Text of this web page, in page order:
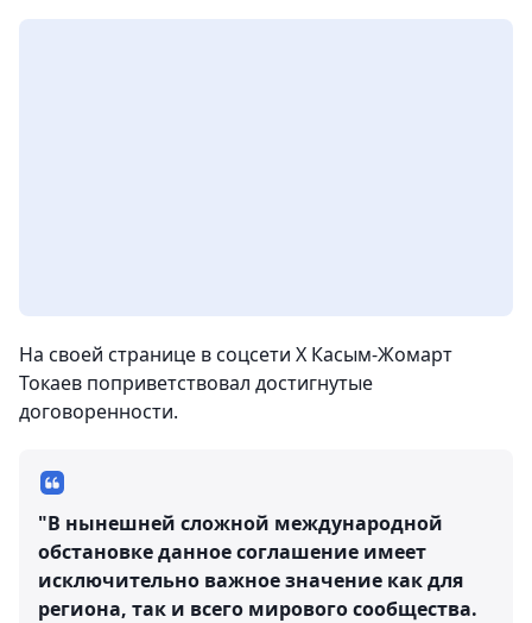
На своей странице в соцсети X Касым-Жомарт
Токаев поприветствовал достигнутые
договоренности.
"В нынешней сложной международной
обстановке данное соглашение имеет
исключительно важное значение как для
региона, так и всего мирового сообщества.